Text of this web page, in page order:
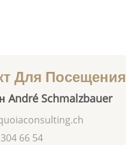
Для Посещения
André Schmalzbauer
66 54